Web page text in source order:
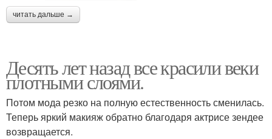
читать дальше →
Десять лет назад все красили веки
плотными слоями.
Потом мода резко на полную естественность сменилась.
Теперь яркий макияж обратно благодаря актрисе зендее
возвращается.